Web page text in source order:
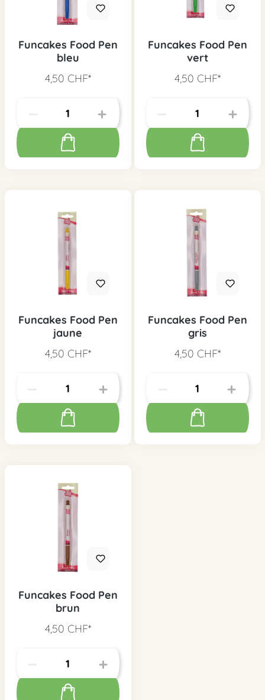
Funcakes Food Pen
bleu
4,50 CHF*
Funcakes Food Pen
vert
4,50 CHF*
Funcakes Food Pen
jaune
4,50 CHF*
Funcakes Food Pen
gris
4,50 CHF*
Funcakes Food Pen
brun
4,50 CHF*